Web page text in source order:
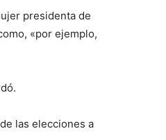
presidenta de
«por ejemplo,
las elecciones a